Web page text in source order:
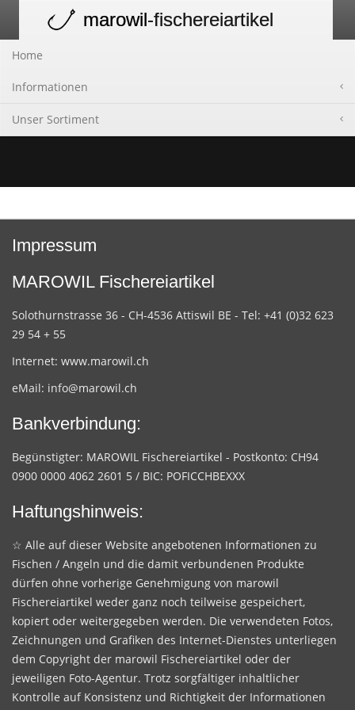
navigation
marowil-fischereiartikel
Home
Informationen
Unser Sortiment
Impressum
MAROWIL Fischereiartikel
Solothurnstrasse 36 - CH-4536 Attiswil BE - Tel: +41 (0)32 623
29 54 + 55
Internet: www.marowil.ch
eMail: info@marowil.ch
Bankverbindung:
Begünstigter: MAROWIL Fischereiartikel - Postkonto: CH94
0900 0000 4062 2601 5 / BIC: POFICCHBEXXX
Haftungshinweis:
☆ Alle auf dieser Website angebotenen Informationen zu
Fischen / Angeln und die damit verbundenen Produkte
dürfen ohne vorherige Genehmigung von marowil
Fischereiartikel weder ganz noch teilweise gespeichert,
kopiert oder weitergegeben werden. Die verwendeten Fotos,
Zeichnungen und Grafiken des Internet-Dienstes unterliegen
dem Copyright der marowil Fischereiartikel oder der
jeweiligen Foto-Agentur. Trotz sorgfältiger inhaltlicher
Kontrolle auf Konsistenz und Richtigkeit der Informationen